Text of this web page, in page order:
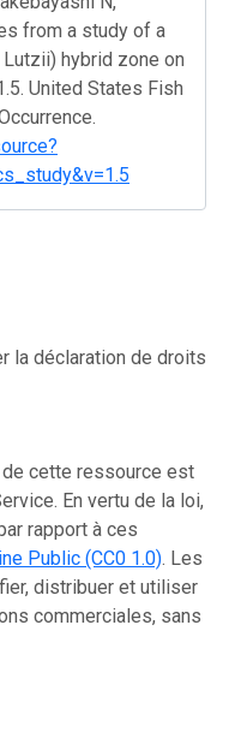
from a study of a
hybrid zone on
United States Fish
la déclaration de droits
cette ressource est
En vertu de la loi,
rapport à ces
Public (CC0 1.0). Les
distribuer et utiliser
commerciales, sans